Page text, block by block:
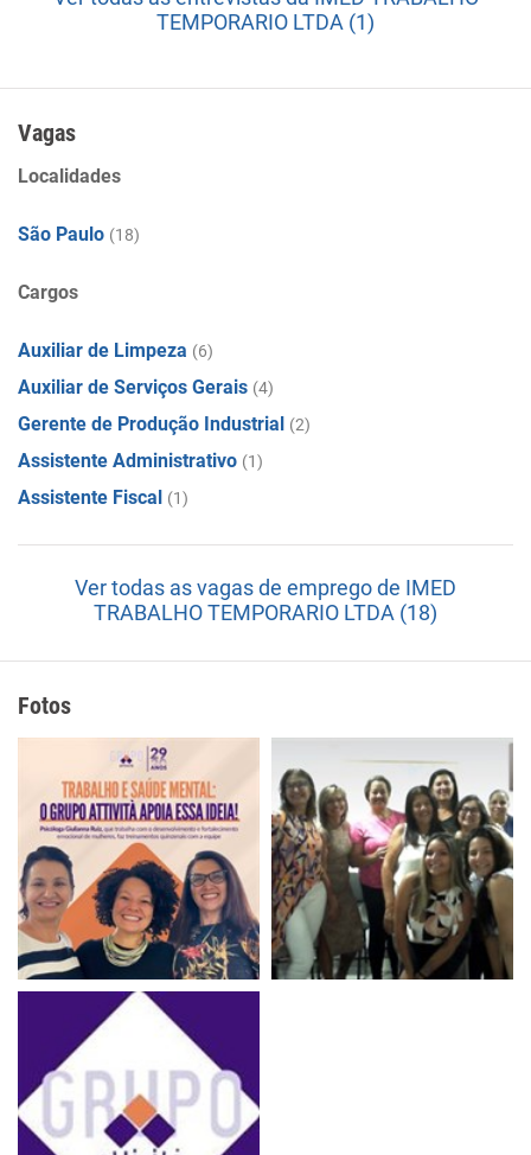
TEMPORARIO LTDA (1)
Vagas
Localidades
São Paulo (18)
Cargos
Auxiliar de Limpeza (6)
Auxiliar de Serviços Gerais (4)
Gerente de Produção Industrial (2)
Assistente Administrativo (1)
Assistente Fiscal (1)
Ver todas as vagas de emprego de IMED
TRABALHO TEMPORARIO LTDA (18)
Fotos